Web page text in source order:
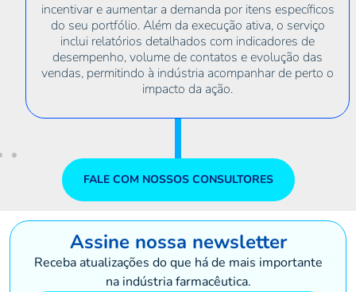
específicos
o serviço
de
das
de perto o
para o início da operação. Os
usuários ocorrem tanto de forma
presencial, a depender das
do cliente.
FALE COM NOSSOS CONSULTORES
Assine nossa newsletter
Receba atualizações do que há de mais importante
na indústria farmacêutica.